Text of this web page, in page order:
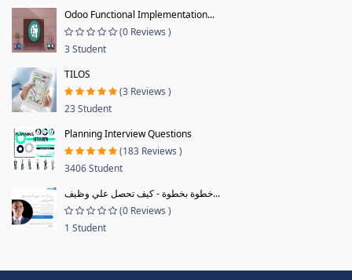
Odoo Functional Implementation...
(0 Reviews )
3 Student
TILOS
(3 Reviews )
23 Student
Planning Interview Questions
(183 Reviews )
3406 Student
خطوة بخطوة - كيف تحصل علي وظيف...
(0 Reviews )
1 Student